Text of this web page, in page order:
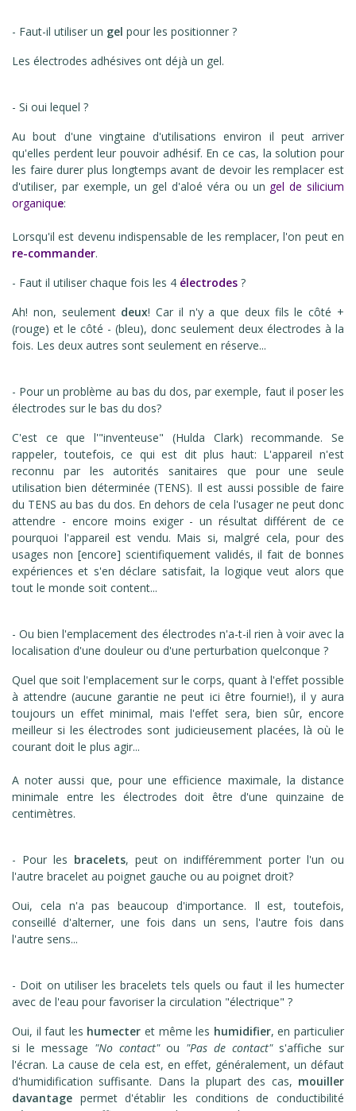
- Faut-il utiliser un gel pour les positionner ?
Les électrodes adhésives ont déjà un gel.
- Si oui lequel ?
Au bout d'une vingtaine d'utilisations environ il peut arriver
qu'elles perdent leur pouvoir adhésif. En ce cas, la solution pour
les faire durer plus longtemps avant de devoir les remplacer est
d'utiliser, par exemple, un gel d'aloé véra ou un gel de silicium
organique:
Lorsqu'il est devenu indispensable de les remplacer, l'on peut en
re-commander.
- Faut il utiliser chaque fois les 4 électrodes ?
Ah! non, seulement deux! Car il n'y a que deux fils le côté +
(rouge) et le côté - (bleu), donc seulement deux électrodes à la
fois. Les deux autres sont seulement en réserve...
- Pour un problème au bas du dos, par exemple, faut il poser les
électrodes sur le bas du dos?
C'est ce que l'"inventeuse" (Hulda Clark) recommande. Se
rappeler, toutefois, ce qui est dit plus haut: L'appareil n'est
reconnu par les autorités sanitaires que pour une seule
utilisation bien déterminée (TENS). Il est aussi possible de faire
du TENS au bas du dos. En dehors de cela l'usager ne peut donc
attendre - encore moins exiger - un résultat différent de ce
pourquoi l'appareil est vendu. Mais si, malgré cela, pour des
usages non [encore] scientifiquement validés, il fait de bonnes
expériences et s'en déclare satisfait, la logique veut alors que
tout le monde soit content...
- Ou bien l'emplacement des électrodes n'a-t-il rien à voir avec la
localisation d'une douleur ou d'une perturbation quelconque ?
Quel que soit l'emplacement sur le corps, quant à l'effet possible
à attendre (aucune garantie ne peut ici être fournie!), il y aura
toujours un effet minimal, mais l'effet sera, bien sûr, encore
meilleur si les électrodes sont judicieusement placées, là où le
courant doit le plus agir...
A noter aussi que, pour une efficience maximale, la distance
minimale entre les électrodes doit être d'une quinzaine de
centimètres.
- Pour les bracelets, peut on indifféremment porter l'un ou
l'autre bracelet au poignet gauche ou au poignet droit?
Oui, cela n'a pas beaucoup d'importance. Il est, toutefois,
conseillé d'alterner, une fois dans un sens, l'autre fois dans
l'autre sens...
- Doit on utiliser les bracelets tels quels ou faut il les humecter
avec de l'eau pour favoriser la circulation "électrique" ?
Oui, il faut les humecter et même les humidifier, en particulier
si le message "No contact"ou "Pas de contact"s'affiche sur
l'écran. La cause de cela est, en effet, généralement, un défaut
d'humidification suffisante. Dans la plupart des cas, mouiller
davantage permet d'établir les conditions de conductibilité